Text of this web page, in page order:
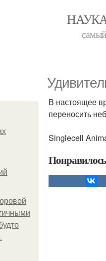
В настоящее
переносить
Singlecell